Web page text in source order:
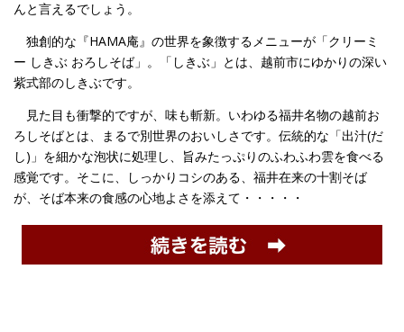
んと言えるでしょう。
独創的な『HAMA庵』の世界を象徴するメニューが「クリーミ
ー しきぶ おろしそば」。「しきぶ」とは、越前市にゆかりの深い
紫式部のしきぶです。
見た目も衝撃的ですが、味も斬新。いわゆる福井名物の越前お
ろしそばとは、まるで別世界のおいしさです。伝統的な「出汁(だ
し)」を細かな泡状に処理し、旨みたっぷりのふわふわ雲を食べる
感覚です。そこに、しっかりコシのある、福井在来の十割そば
が、そば本来の食感の心地よさを添えて・・・・・